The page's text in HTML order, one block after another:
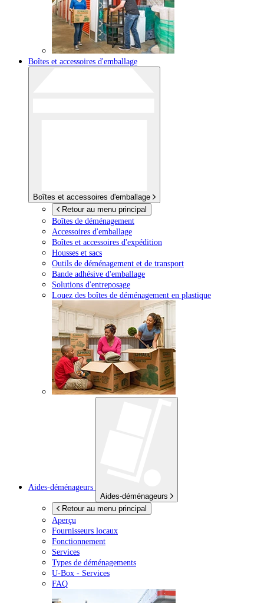
Boîtes et accessoires d'emballage
Boîtes et accessoires d'emballage
Retour au menu principal
Boîtes de déménagement
Accessoires d'emballage
Boîtes et accessoires d'expédition
Housses et sacs
Outils de déménagement et de transport
Bande adhésive d'emballage
Solutions d'entreposage
Louez des boîtes de déménagement en plastique
Aides-déménageurs
Aides-déménageurs
Retour au menu principal
Aperçu
Fournisseurs locaux
Fonctionnement
Services
Types de déménagements
U-Box - Services
FAQ